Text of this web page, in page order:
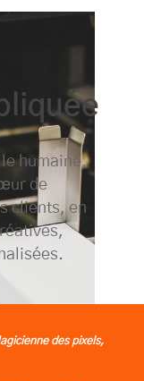
humaine,
de
clients, en
des pixels,